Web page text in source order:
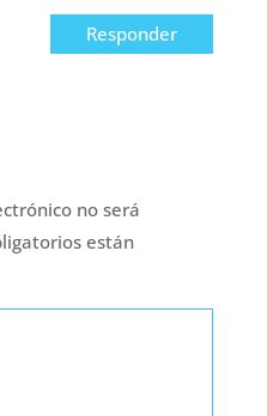
Responder
no será
están